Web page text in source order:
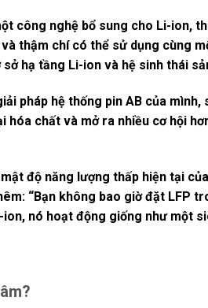
công nghệ bổ sung cho Li-ion,
thậm chí có thể sử dụng cùng
hạ tầng Li-ion và hệ sinh thái
pháp hệ thống pin AB của
hóa chất và mở ra nhiều cơ hội
độ năng lượng thấp hiện tại
“Bạn không bao giờ đặt LFP
nó hoạt động giống như một